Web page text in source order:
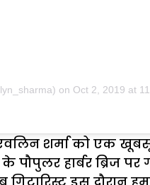
on Oct 2, 2019 at
शर्मा को एक
पौपुलर हार्बर ब्रिज